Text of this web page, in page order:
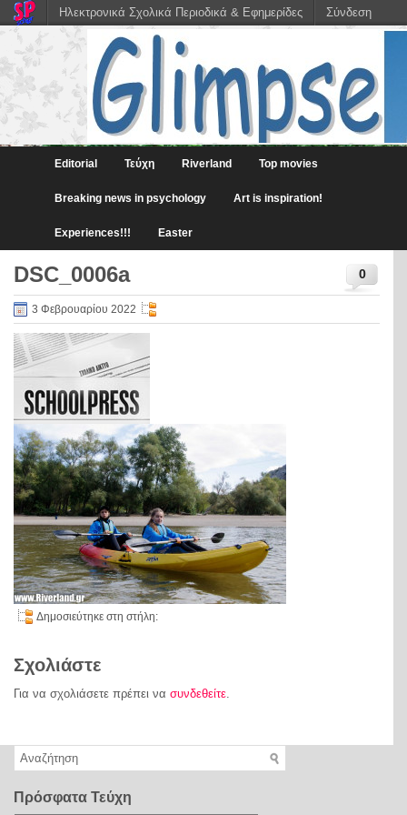
Editorial Τεύχη Riverland Top movies
Breaking news in psychology Art is inspiration!
Experiences!!! Easter
0
DSC_0006a
3 Φεβρουαρίου 2022
Δημοσιεύτηκε στη στήλη:
Σχολιάστε
Για να σχολιάσετε πρέπει να συνδεθείτε.
Πρόσφατα Τεύχη
Ηλεκτρονικά Σχολικά Περιοδικά & Εφημερίδες Σύνδεση